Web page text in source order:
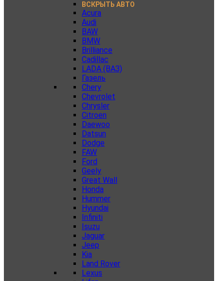
ВСКРЫТЬ АВТО
Acura
Audi
BAW
BMW
Brilliance
Cadillac
LADA (ВАЗ)
Газель
Chery
Chevrolet
Chrysler
Citroen
Daewoo
Datsun
Dodge
FAW
Ford
Geely
Great Wall
Honda
Hummer
Hyundai
Infiniti
Isuzu
Jaguar
Jeep
Kia
Land Rover
Lexus